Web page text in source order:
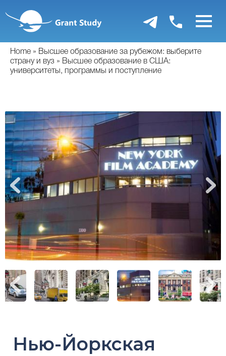
основному
содержанию
Home
Высшее образование за рубежом: выберите
страну и вуз
Высшее образование в США:
университеты, программы и поступление
Нью-Йоркская